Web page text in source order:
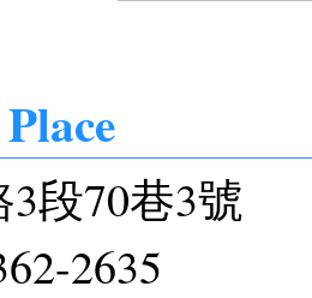
段70巷3號
2635